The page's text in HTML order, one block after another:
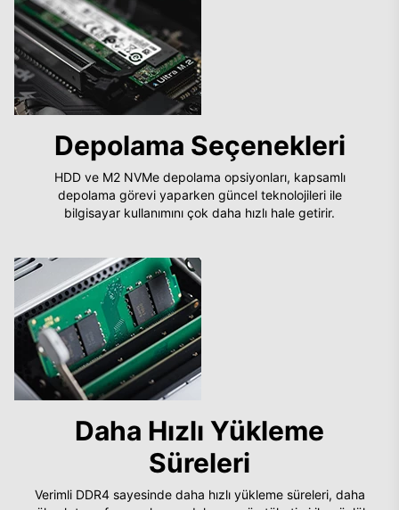
Depolama Seçenekleri
HDD ve M2 NVMe depolama opsiyonları, kapsamlı
depolama görevi yaparken güncel teknolojileri ile
bilgisayar kullanımını çok daha hızlı hale getirir.
Daha Hızlı Yükleme
Süreleri
Verimli DDR4 sayesinde daha hızlı yükleme süreleri, daha